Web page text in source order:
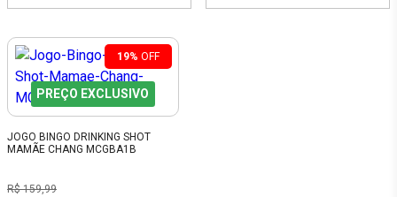
19% OFF
PREÇO EXCLUSIVO
JOGO BINGO DRINKING SHOT
MAMÃE CHANG MCGBA1B
R$ 159,99